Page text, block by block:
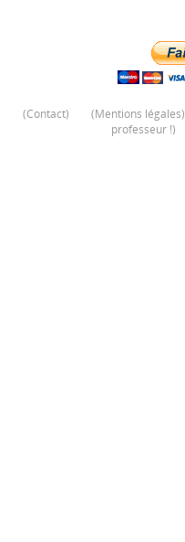
(Contact) (Mentions légales)
professeur !)